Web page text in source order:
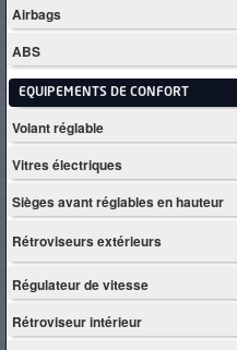
Airbags
ABS
EQUIPEMENTS DE CONFORT
Volant réglable
Vitres électriques
Sièges avant réglables en hauteur
Rétroviseurs extérieurs
Régulateur de vitesse
Rétroviseur intérieur